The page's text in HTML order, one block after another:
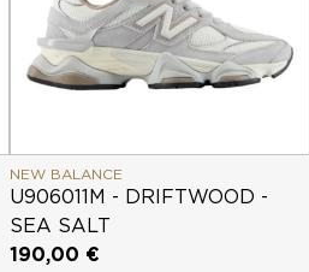
NEW BALANCE
U906011M - DRIFTWOOD -
SEA SALT
190,00 €